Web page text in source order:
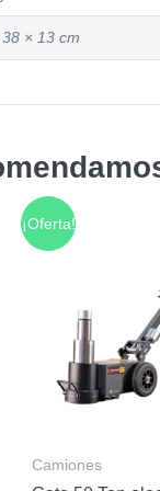
× 13 cm
¡Oferta!
Camiones